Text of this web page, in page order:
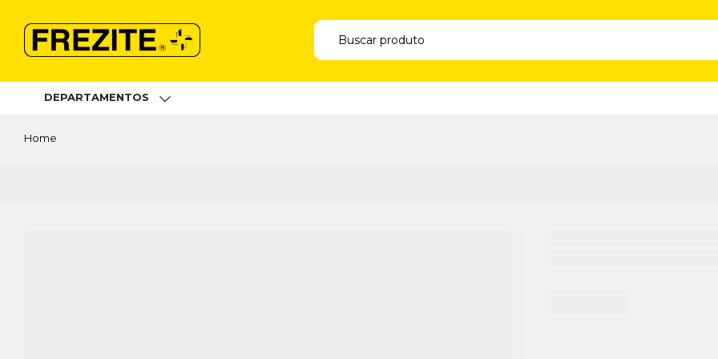
DEPARTAMENTOS
Home